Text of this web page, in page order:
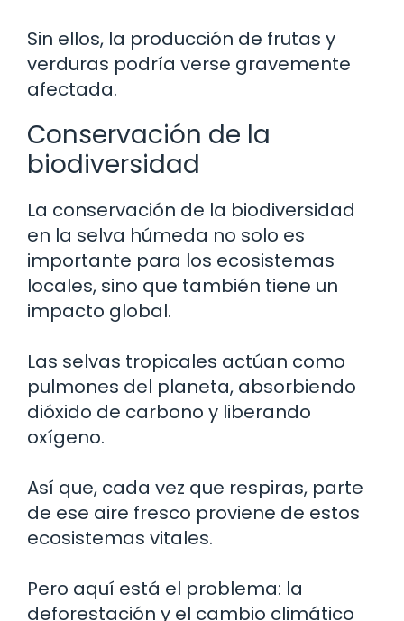
Sin ellos, la producción de frutas y
verduras podría verse gravemente
afectada.
Conservación de la
biodiversidad
La conservación de la biodiversidad
en la selva húmeda no solo es
importante para los ecosistemas
locales, sino que también tiene un
impacto global.
Las selvas tropicales actúan como
pulmones del planeta, absorbiendo
dióxido de carbono y liberando
oxígeno.
Así que, cada vez que respiras, parte
de ese aire fresco proviene de estos
ecosistemas vitales.
Pero aquí está el problema: la
deforestación y el cambio climático